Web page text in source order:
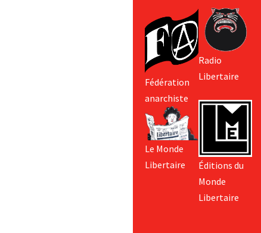
Fédération
anarchiste
Le Monde
Libertaire
Radio
Libertaire
Éditions du
Monde
Libertaire